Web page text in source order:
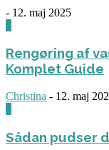
- 12. maj 2025
Rengøring af
Komplet Guide
Christina - 12. maj
Sådan pudser